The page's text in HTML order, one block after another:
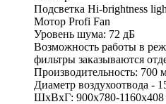
Подсветка Hi-brightness
Мотор Profi Fan
Уровень шума: 72 дБ
Возможность работы в
фильтры заказываются
Производительность: 700
Диаметр воздухоотвода -
ШхВхГ: 900х780-